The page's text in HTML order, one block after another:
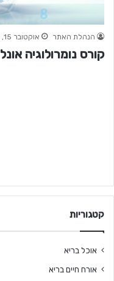
הנהלת האתר אוקטובר 15, 2024
קורס נומרולוגיה
קטגוריות
אוכל בריא
אורח חיים בריא